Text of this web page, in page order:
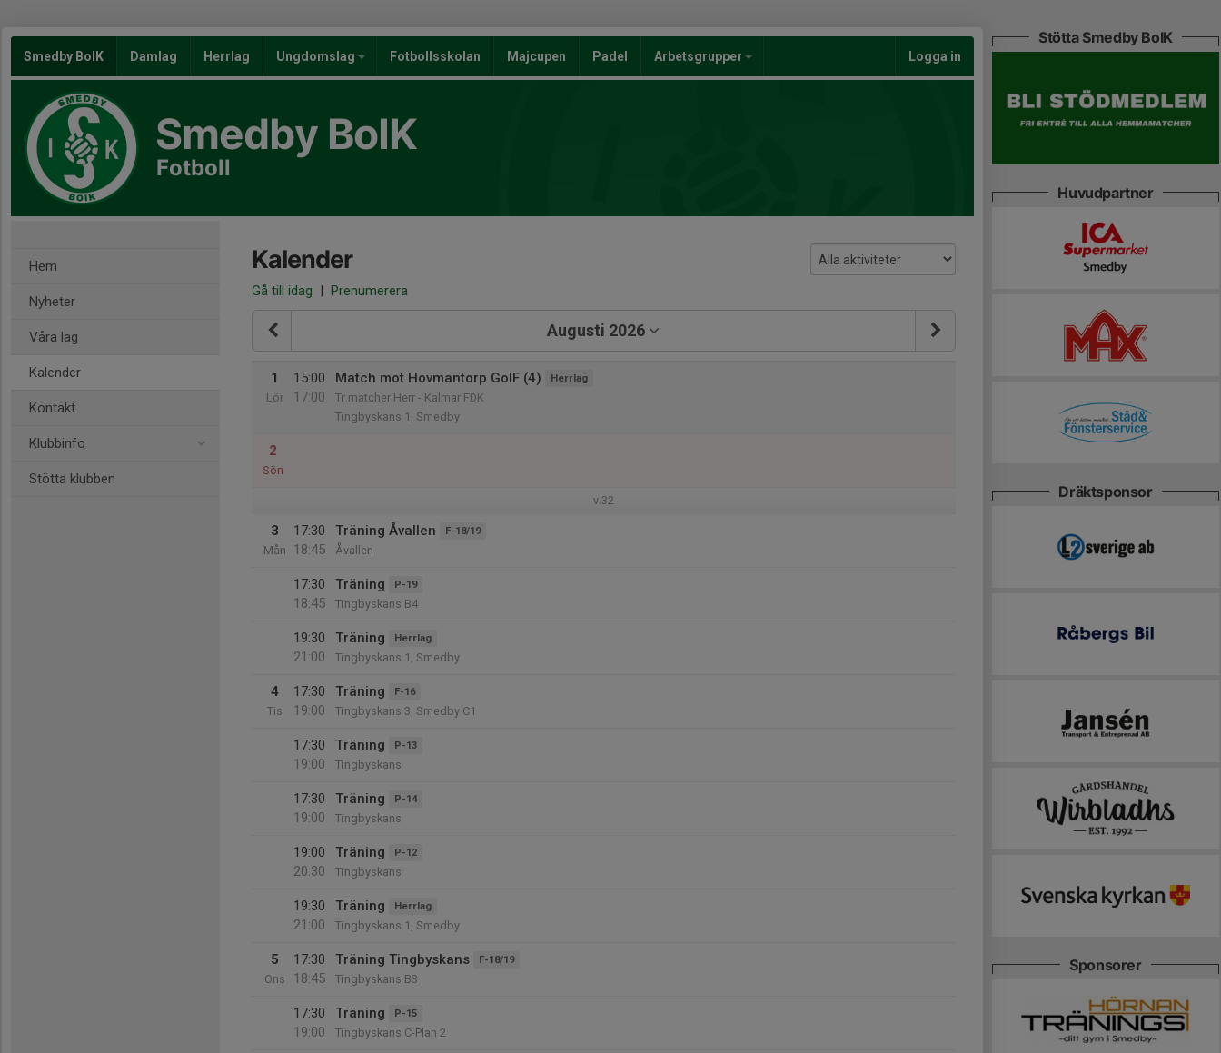
Smedby BoIK Damlag Herrlag Ungdomslag Fotbollsskolan Majcupen Padel Arbetsgrupper Logga in
Smedby BoIK
Fotboll
Hem
Nyheter
Våra lag
Kalender
Kontakt
Klubbinfo
Stötta klubben
Kalender
Gå till idag | Prenumerera
Augusti 2026
1
Lör
15:00
17:00
Match mot Hovmantorp GoIF (4) Herrlag
Tr.matcher Herr - Kalmar FDK
Tingbyskans 1, Smedby
2
Sön
v.32
3
Mån
17:30
18:45
Träning Åvallen F-18/19
Åvallen
17:30
18:45
Träning P-19
Tingbyskans B4
19:30
21:00
Träning Herrlag
Tingbyskans 1, Smedby
4
Tis
17:30
19:00
Träning F-16
Tingbyskans 3, Smedby C1
17:30
19:00
Träning P-13
Tingbyskans
17:30
19:00
Träning P-14
Tingbyskans
19:00
20:30
Träning P-12
Tingbyskans
19:30
21:00
Träning Herrlag
Tingbyskans 1, Smedby
5
Ons
17:30
18:45
Träning Tingbyskans F-18/19
Tingbyskans B3
17:30
19:00
Träning P-15
Tingbyskans C-Plan 2
Stötta Smedby BoIK
Huvudpartner
Dräktsponsor
Sponsorer